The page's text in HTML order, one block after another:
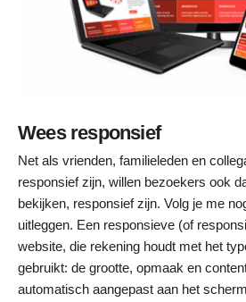
Wees responsief
Net als vrienden, familieleden en
responsief zijn, willen bezoekers ook
bekijken, responsief zijn. Volg je me
uitleggen. Een responsieve (of
website, die rekening houdt met het
gebruikt: de grootte, opmaak en
automatisch aangepast aan het